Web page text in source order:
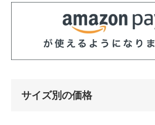
サイズ別の価格